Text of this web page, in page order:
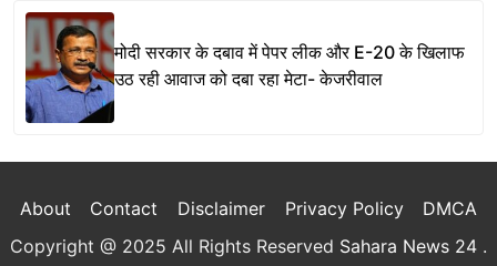
मोदी सरकार के दबाव में पेपर लीक और E-20 के खिलाफ
उठ रही आवाज को दबा रहा मेटा- केजरीवाल
About Contact Disclaimer Privacy Policy
DMCA
Copyright @ 2025 All Rights Reserved Sahara News 24 .